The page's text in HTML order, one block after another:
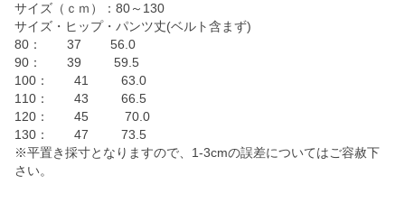
サイズ（ｃｍ）：80～130
サイズ・ヒップ・パンツ丈(ベルト含まず)
80： 37 56.0
90： 39 59.5
100： 41 63.0
110： 43 66.5
120： 45 70.0
130： 47 73.5
※平置き採寸となりますので、1-3cmの誤差についてはご容赦下
さい。